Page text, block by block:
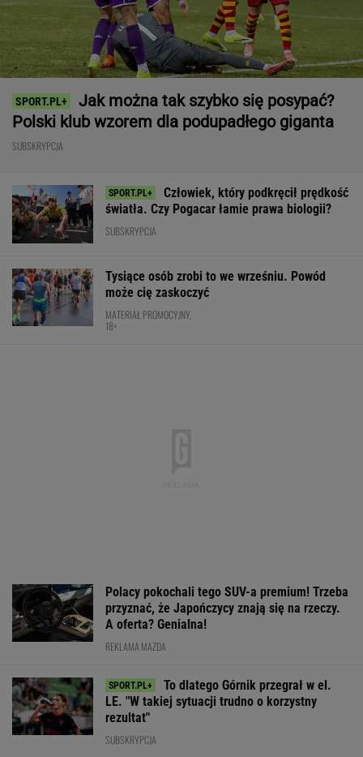
Jak można tak szybko się posypać?
Polski klub wzorem dla podupadłego giganta
SUBSKRYPCJA
Człowiek, który podkręcił prędkość
światła. Czy Pogacar łamie prawa biologii?
SUBSKRYPCJA
Tysiące osób zrobi to we wrześniu. Powód
może cię zaskoczyć
MATERIAŁ PROMOCYJNY,
18+
Polacy pokochali tego SUV-a premium! Trzeba
przyznać, że Japończycy znają się na rzeczy.
A oferta? Genialna!
REKLAMA MAZDA
To dlatego Górnik przegrał w el.
LE. "W takiej sytuacji trudno o korzystny
rezultat"
SUBSKRYPCJA